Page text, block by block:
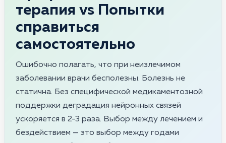
терапия vs Попытки
справиться
самостоятельно
Ошибочно полагать, что при неизлечимом
заболевании врачи бесполезны. Болезнь не
статична. Без специфической медикаментозной
поддержки деградация нейронных связей
ускоряется в 2-3 раза. Выбор между лечением и
бездействием — это выбор между годами